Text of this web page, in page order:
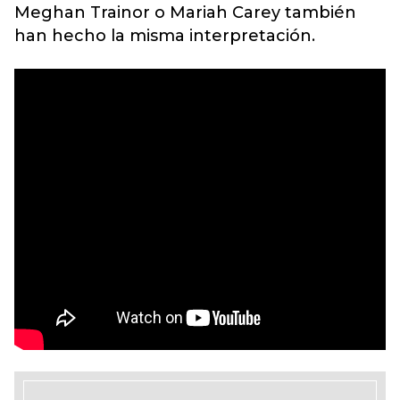
Meghan Trainor o Mariah Carey también
han hecho la misma interpretación.